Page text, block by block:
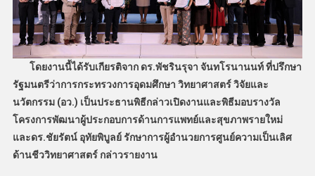
โดยงานนี้ได้รับเกียรติจาก ดร.พัชรินรุจา จันทโรนานนท์ ที่ปรึกษา
รัฐมนตรีว่าการกระทรวงการอุดมศึกษา วิทยาศาสตร์ วิจัยและ
นวัตกรรม (อว.) เป็นประธานพิธีกล่าวเปิดงานและพิธีมอบรางวัล
โครงการพัฒนาผู้ประกอบการด้านการแพทย์และสุขภาพรายใหม่
และดร.ชัยรัตน์ อุทัยพิบูลย์ รักษาการผู้อำนวยการศูนย์ความเป็นเลิศ
ด้านชีววิทยาศาสตร์ กล่าวรายงาน